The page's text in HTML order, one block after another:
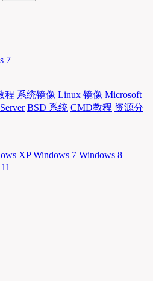
7
程 系统镜像 Linux 镜像 Microsoft
BSD 系统 CMD教程 资源分
XP Windows 7 Windows 8